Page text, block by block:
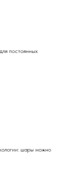
постоянных
шары можно